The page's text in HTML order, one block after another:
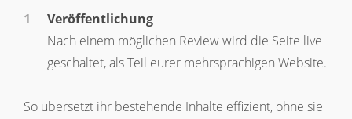
Veröffentlichung
Nach einem möglichen Review wird die Seite live
geschaltet, als Teil eurer mehrsprachigen Website.
So übersetzt ihr bestehende Inhalte effizient, ohne sie